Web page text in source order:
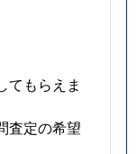
てもらえま
査定の希望